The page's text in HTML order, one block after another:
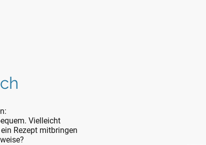
Vielleicht
Rezept mitbringen